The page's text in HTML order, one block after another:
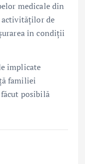
medicale din
activităților de
în condiții
implicate
familiei
posibilă